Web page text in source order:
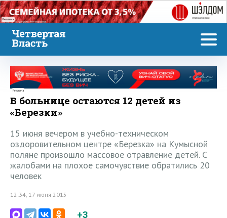
Реклама
Реклама
В больнице остаются 12 детей из
«Березки»
15 июня вечером в учебно-техническом
оздоровительном центре «Березка» на Кумысной
поляне произошло массовое отравление детей. С
жалобами на плохое самочувствие обратились 20
человек
12:34, 17 июня 2015
+3